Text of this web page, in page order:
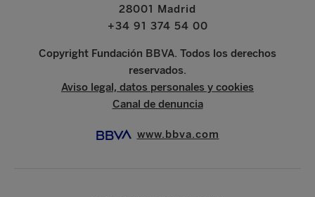
28001 Madrid
+34 91 374 54 00
Copyright Fundación BBVA. Todos los derechos
reservados.
Aviso legal, datos personales y cookies
Canal de denuncia
www.bbva.com